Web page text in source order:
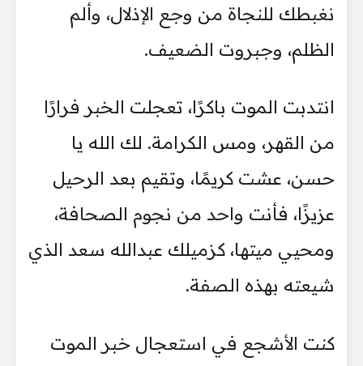
نغبطك للنجاة من وجع الإذلال، وألم
الظلم، وجبروت الضعيف.
انتدبت الموت باكرًا، تعجلت الخبر فرارًا
من القهر، ومس الكرامة. لك الله يا
حسن، عشت كريمًا، وتقيم بعد الرحيل
عزيزًا، فأنت واحد من نجوم الصحافة،
ومحيي ميتها، كزميلك عبدالله سعد الذي
شيعته بهذه الصفة.
كنت الأشجع في استعجال خبر الموت